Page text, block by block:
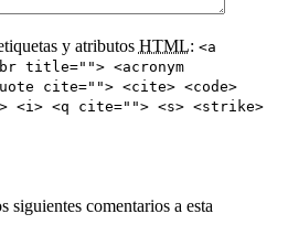
y atributos HTML: <a
title=""> <acronym
cite=""> <cite> <code>
<i> <q cite=""> <s> <strike>
siguientes comentarios a esta